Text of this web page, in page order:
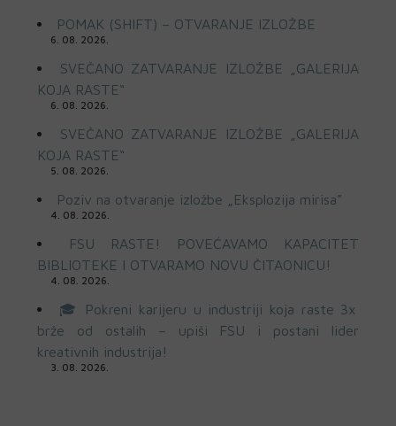
POMAK (SHIFT) – OTVARANJE IZLOŽBE
6. 08. 2026.
SVEČANO ZATVARANJE IZLOŽBE „GALERIJA
KOJA RASTE“
6. 08. 2026.
SVEČANO ZATVARANJE IZLOŽBE „GALERIJA
KOJA RASTE“
5. 08. 2026.
Poziv na otvaranje izložbe „Eksplozija mirisa”
4. 08. 2026.
FSU RASTE! POVEĆAVAMO KAPACITET
BIBLIOTEKE I OTVARAMO NOVU ČITAONICU!
4. 08. 2026.
🎓 Pokreni karijeru u industriji koja raste 3x
brže od ostalih – upiši FSU i postani lider
kreativnih industrija!
3. 08. 2026.